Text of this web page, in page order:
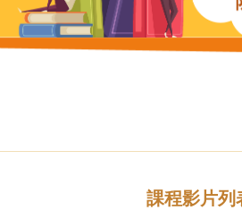
課程影片列